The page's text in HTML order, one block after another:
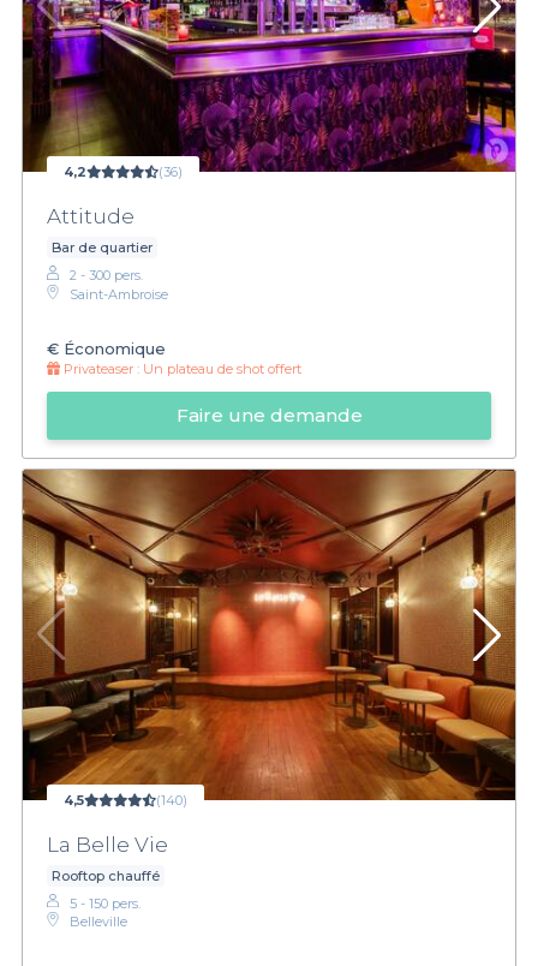
4,2 (36)
Attitude
Bar de quartier
2 - 300 pers.
Saint-Ambroise
€ Économique
Privateaser : Un plateau de shot offert
Faire une demande
4,5 (140)
La Belle Vie
Rooftop chauffé
5 - 150 pers.
Belleville